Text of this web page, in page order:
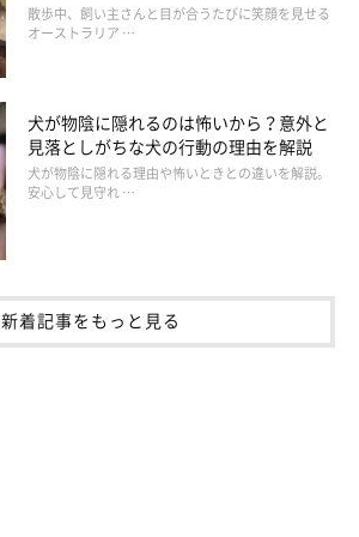
散歩中、飼い主さんと目が合うたびに笑顔を見せる
オーストラリア …
犬が物陰に隠れるのは怖いから？意外と
見落としがちな犬の行動の理由を解説
犬が物陰に隠れる理由や怖いときとの違いを解説。
安心して見守れ …
新着記事をもっと見る